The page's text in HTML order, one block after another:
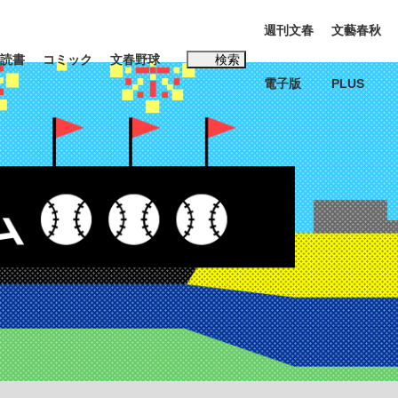
ンタビュー 読書
日本代表“敗戦”の真実 選手が明かす...
将棋
読書 コミック 文春野球 検索
#松田聖子
週刊文春
電子版
文藝春秋
PLUS